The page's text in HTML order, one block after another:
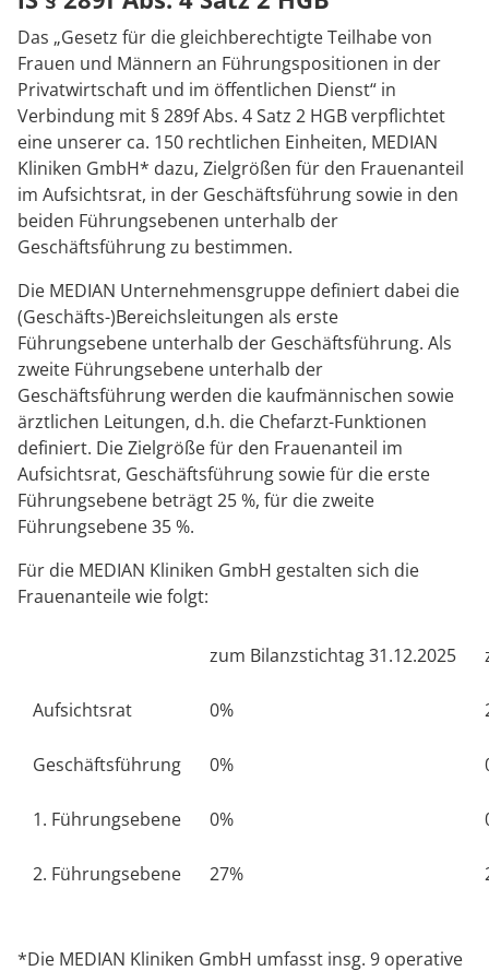
Kontakt
Gastroenterologie
Stoffwechselerkrankungen
Geriatrie
Gynäkologie
HTS & Cochlea
Long Covid
Onkologie
Pneumologie
Rheumatologie
Nachsorge
Qualität & Expertise
Publikationsdatenbank
Ihr Weg zu MEDIAN
Zuzahlung & Befreiung
Reha FAQ
Reha Checkliste
Zuweiser
Über MEDIAN
Presse
Blog
Karriere
Das „Gesetz für die gleichberechtigte Teilhabe von
Frauen und Männern an Führungspositionen in der
Privatwirtschaft und im öffentlichen Dienst“ in
Verbindung mit § 289f Abs. 4 Satz 2 HGB verpflichtet
eine unserer ca. 150 rechtlichen Einheiten, MEDIAN
Kliniken GmbH* dazu, Zielgrößen für den Frauenanteil
im Aufsichtsrat, in der Geschäftsführung sowie in den
beiden Führungsebenen unterhalb der
Geschäftsführung zu bestimmen.
Die MEDIAN Unternehmensgruppe definiert dabei die
(Geschäfts-)Bereichsleitungen als erste
Führungsebene unterhalb der Geschäftsführung. Als
zweite Führungsebene unterhalb der
Geschäftsführung werden die kaufmännischen sowie
ärztlichen Leitungen, d.h. die Chefarzt-Funktionen
definiert. Die Zielgröße für den Frauenanteil im
Aufsichtsrat, Geschäftsführung sowie für die erste
Führungsebene beträgt 25 %, für die zweite
Führungsebene 35 %.
Für die MEDIAN Kliniken GmbH gestalten sich die
Frauenanteile wie folgt:
zum Bilanzstichtag 31.12.2025
Aufsichtsrat 0%
Geschäftsführung 0%
1. Führungsebene 0%
2. Führungsebene 27%
*Die MEDIAN Kliniken GmbH umfasst insg. 9 operative